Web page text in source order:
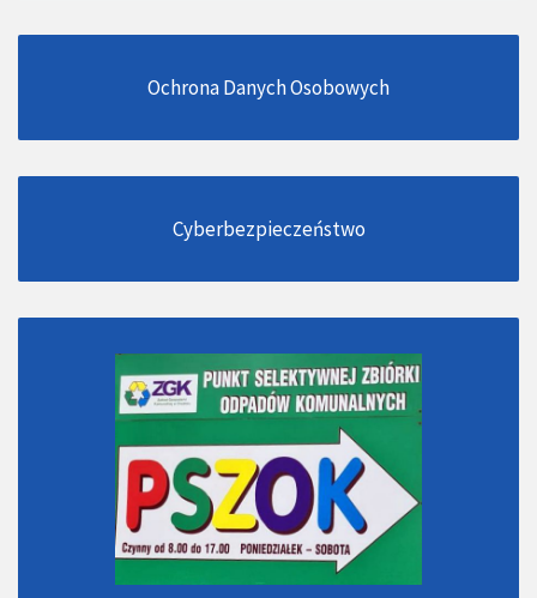
Ochrona Danych Osobowych
Cyberbezpieczeństwo